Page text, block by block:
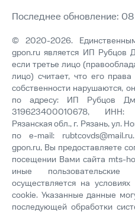
Последнее обновление: 08
© 2020-2026.
gpon.ru является ИП Рубцов
если третье лицо
лицо) считает, что его
собственности нарушаются,
по адресу: ИП Рубцов
319623400010678,
Рязанская обл., г. Рязань, ул.
по e-mail: rubtcovds@mail.ru
gpon.ru, Вы предоставляете
посещении Вами сайта mts-
иные
осуществляется на условиях
cookie. Указанные данные
последующей обработки